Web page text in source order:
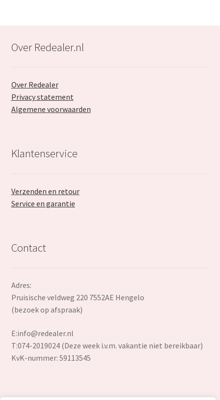
Over Redealer.nl
Over Redealer
Privacy statement
Algemene voorwaarden
Klantenservice
Verzenden en retour
Service en garantie
Contact
Adres:
Pruisische veldweg 220 7552AE Hengelo
(bezoek op afspraak)
E:info@redealer.nl
T:074-2019024 (Deze week i.v.m. vakantie niet bereikbaar)
KvK-nummer: 59113545